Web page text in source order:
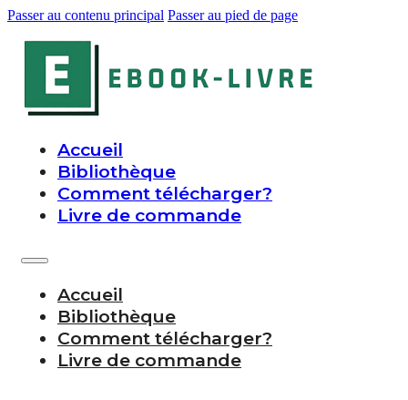
Passer au contenu principal Passer au pied de page
Accueil
Bibliothèque
Comment télécharger?
Livre de commande
Accueil
Bibliothèque
Comment télécharger?
Livre de commande